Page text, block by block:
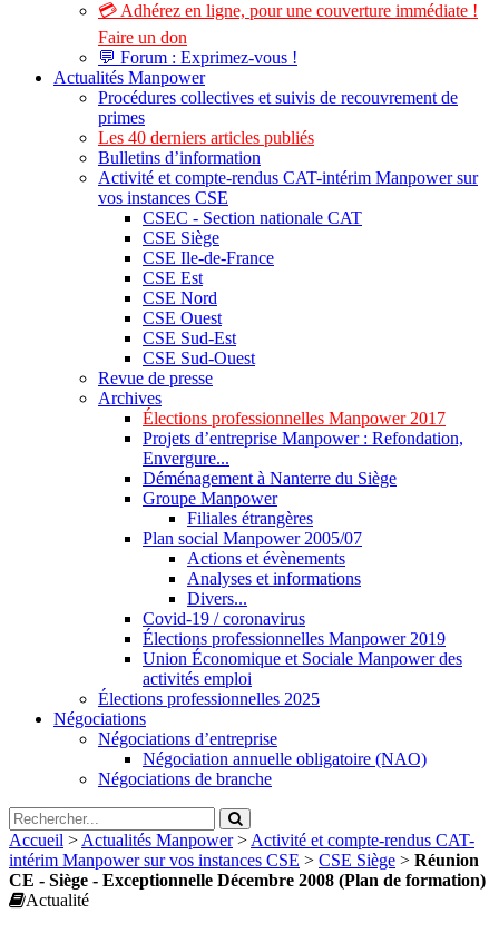
💳 Adhérez en ligne, pour une couverture immédiate !
Faire un don
💬 Forum : Exprimez-vous !
Actualités Manpower
Procédures collectives et suivis de recouvrement de
primes
Les 40 derniers articles publiés
Bulletins d’information
Activité et compte-rendus CAT-intérim Manpower sur
vos instances CSE
CSEC - Section nationale CAT
CSE Siège
CSE Ile-de-France
CSE Est
CSE Nord
CSE Ouest
CSE Sud-Est
CSE Sud-Ouest
Revue de presse
Archives
Élections professionnelles Manpower 2017
Projets d’entreprise Manpower : Refondation,
Envergure...
Déménagement à Nanterre du Siège
Groupe Manpower
Filiales étrangères
Plan social Manpower 2005/07
Actions et évènements
Analyses et informations
Divers...
Covid-19 / coronavirus
Élections professionnelles Manpower 2019
Union Économique et Sociale Manpower des
activités emploi
Élections professionnelles 2025
Négociations
Négociations d’entreprise
Négociation annuelle obligatoire (NAO)
Négociations de branche
Accueil > Actualités Manpower> Activité et compte-rendus CAT-
intérim Manpower sur vos instances CSE > CSE Siège > Réunion
CE - Siège - Exceptionnelle Décembre 2008 (Plan de formation)
Actualité